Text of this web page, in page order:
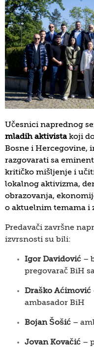
Učesnici naprednog
mladih aktivistakoji
Bosne i Hercegovine,
razgovarati sa
kritičko mišljenje i
lokalnog aktivizma,
obrazovanja,
o aktuelnim temama i
Predavači završne
izvrsnosti su bili:
Igor Davidović –
pregovarač BiH
Draško Aćimović
ambasador BiH
Bojan Šošić –
Jovan Kovačić –